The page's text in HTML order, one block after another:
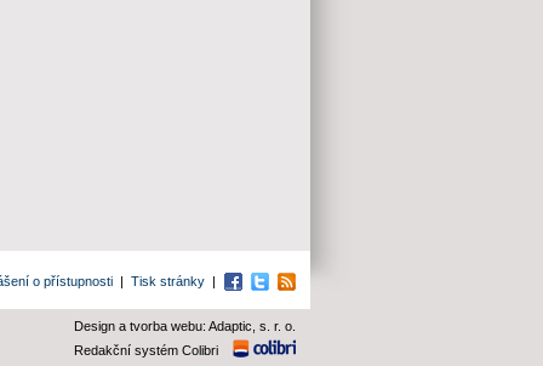
o přístupnosti | Tisk stránky | Facebook
TwitterRSS
Design a tvorba webu: Adaptic, s. r. o.
Redakční systém Colibri